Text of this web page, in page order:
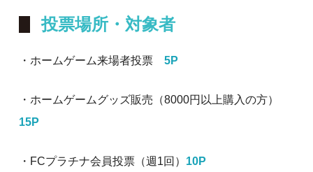
投票場所・対象者
・ホームゲーム来場者投票 5P
・ホームゲームグッズ販売（8000円以上購入の方）
15P
・FCプラチナ会員投票（週1回） 10P